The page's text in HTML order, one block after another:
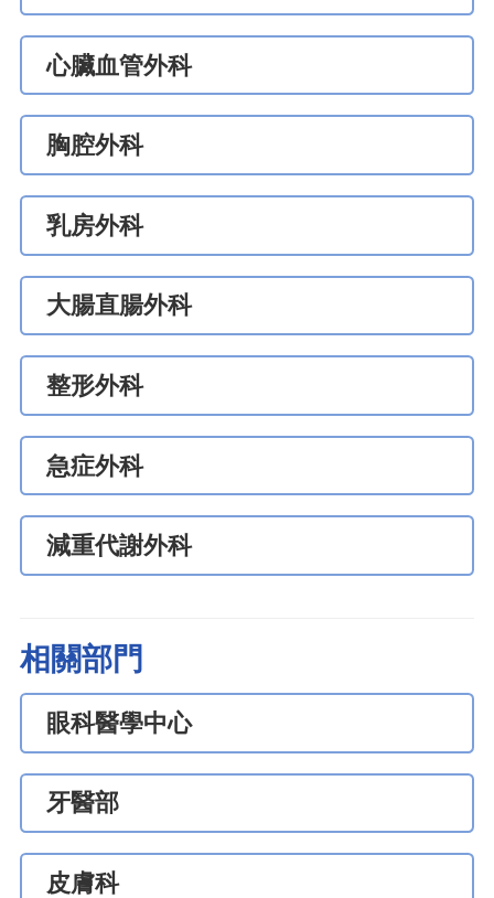
心臟血管外科
胸腔外科
乳房外科
大腸直腸外科
整形外科
急症外科
減重代謝外科
相關部門
眼科醫學中心
牙醫部
皮膚科